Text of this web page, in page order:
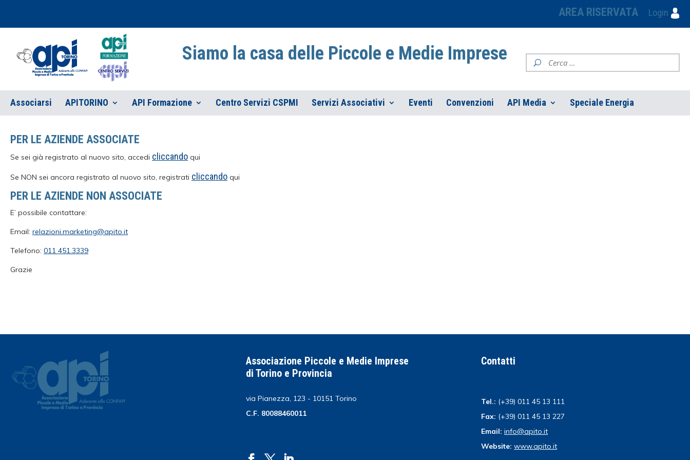
AREA RISERVATA Login
Siamo la casa delle Piccole e Medie Imprese
Associarsi APITORINO API Formazione Centro Servizi CSPMI Servizi Associativi Eventi Convenzioni API Media Speciale Energia
PER LE AZIENDE ASSOCIATE
Se sei già registrato al nuovo sito, accedi cliccando qui
Se NON sei ancora registrato al nuovo sito, registrati cliccando qui
PER LE AZIENDE NON ASSOCIATE
E’ possibile contattare:
Email: relazioni.marketing@apito.it
Telefono: 011 451.3339
Grazie
Associazione Piccole e Medie Imprese
di Torino e Provincia
via Pianezza, 123 - 10151 Torino
C.F. 80088460011
Contatti
Tel.: (+39) 011 45 13 111
Fax: (+39) 011 45 13 227
Email: info@apito.it
Website: www.apito.it